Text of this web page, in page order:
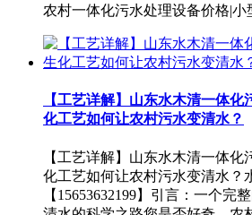
农村一体化污水处理设备价格|小
【工艺详解】山东水木清一体
化工艺如何让农村污水变清水？
【工艺详解】山东水木清一体
化工艺如何让农村污水变清水？
【15653632199】引言：一个